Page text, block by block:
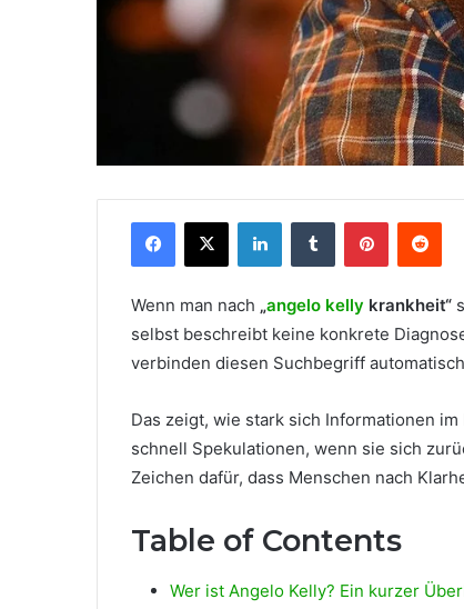
Facebook
X LinkedInTumblr Pinterest
Wenn man nach „angelo kelly krankheit“
selbst beschreibt keine konkrete
verbinden diesen Suchbegriff
Das zeigt, wie stark sich Informationen
schnell Spekulationen, wenn sie sich
Zeichen dafür, dass Menschen nach
Table of Contents
Wer ist Angelo Kelly? Ein kurzer